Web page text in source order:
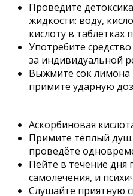
Проведите
жидкости: воду,
кислоту в таблетках
Употребите
за индивидуальной
Выжмите сок лимона
примите ударную
Аскорбиновая
Примите тёплый
проведёте
Пейте в течение дня
самолечения, и
Слушайте приятную